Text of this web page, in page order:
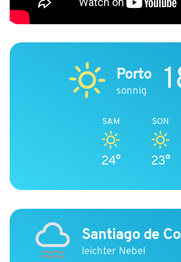
Porto
sonnig
SAM
24°
SON
23°
Santiago de
leichter Nebel